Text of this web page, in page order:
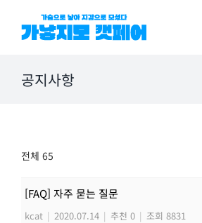
공지사항
전체 65
[FAQ] 자주 묻는 질문
kcat | 2020.07.14 | 추천 0 | 조회 8831